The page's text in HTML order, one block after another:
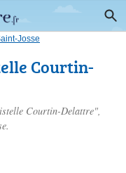
Josse
Courtin-
Courtin-Delattre",